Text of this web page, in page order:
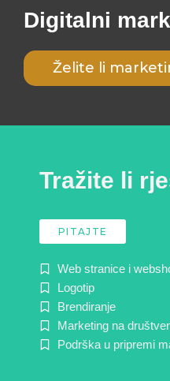
Digitalni
Želite li
Tražite li
PITAJTE
Web stranice i
Logotip
Brendiranje
Marketing na
Podrška u pripremi